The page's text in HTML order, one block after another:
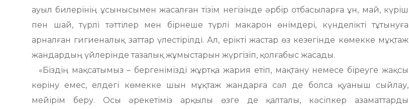
ауыл билерінің ұсынысымен жасалған тізім негізінде әрбір отбасыларға ұн, май, күріш
пен шай, түрлі тәттілер мен бірнеше түрлі макарон өнімдері, күнделікті тұтынуға
арналған гигиеналық заттар үлестірілді. Ал, ерікті жастар өз кезегінде көмекке мұқтаж
жандардың үйлерінде тазалық жұмыстарын жүргізіп, қолғабыс жасады.
«Біздің мақсатымыз – бергенімізді жұртқа жария етіп, мақтану немесе біреуге жақсы
көріну емес, елдегі көмекке шын мұқтаж жандарға сәл де болса қуаныш сыйлау,
мейірім беру. Осы әрекетіміз арқылы өзге де қалталы, кәсіпкер азаматтарды